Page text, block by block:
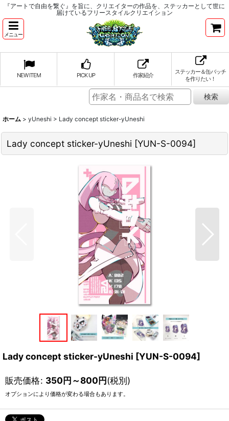
『アートで自由を繋ぐ』を旨に、クリエイターの作品を、ステッカーとして世に
届けているフリースタイルクリエイション
メニュー
NEW ITEM PICK UP 作家紹介
ステッカー＆缶バッチ
を作りたい！
ホーム > yUneshi > Lady concept sticker-yUneshi
Lady concept sticker-yUneshi [YUN-S-0094]
Lady concept sticker-yUneshi [YUN-S-0094]
販売価格: 350円～800円(税別)
オプションにより価格が変わる場合もあります。